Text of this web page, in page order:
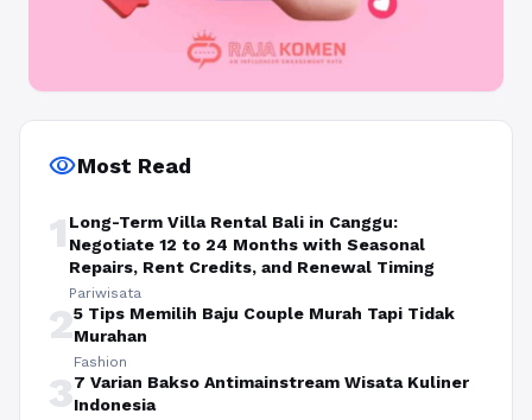
visibilityMost Read
1 Long-Term Villa Rental Bali in Canggu:
Negotiate 12 to 24 Months with Seasonal
Repairs, Rent Credits, and Renewal Timing
Pariwisata
25 Tips Memilih Baju Couple Murah Tapi Tidak
Murahan
Fashion
37 Varian Bakso Antimainstream Wisata Kuliner
Indonesia